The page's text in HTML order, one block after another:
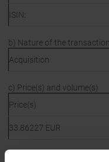
ISIN:
b) Nature of the transaction
Acquisition
c) Price(s) and volume(s)
Price(s)
33.86227 EUR